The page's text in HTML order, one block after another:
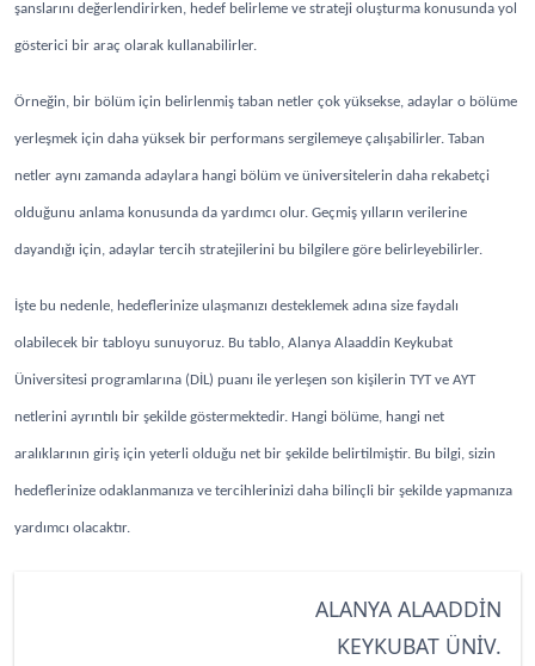
şanslarını değerlendirirken, hedef belirleme ve strateji oluşturma konusunda yol
gösterici bir araç olarak kullanabilirler.
Örneğin, bir bölüm için belirlenmiş taban netler çok yüksekse, adaylar o bölüme
yerleşmek için daha yüksek bir performans sergilemeye çalışabilirler. Taban
netler aynı zamanda adaylara hangi bölüm ve üniversitelerin daha rekabetçi
olduğunu anlama konusunda da yardımcı olur. Geçmiş yılların verilerine
dayandığı için, adaylar tercih stratejilerini bu bilgilere göre belirleyebilirler.
İşte bu nedenle, hedeflerinize ulaşmanızı desteklemek adına size faydalı
olabilecek bir tabloyu sunuyoruz. Bu tablo, Alanya Alaaddin Keykubat
Üniversitesi programlarına (DİL) puanı ile yerleşen son kişilerin TYT ve AYT
netlerini ayrıntılı bir şekilde göstermektedir. Hangi bölüme, hangi net
aralıklarının giriş için yeterli olduğu net bir şekilde belirtilmiştir. Bu bilgi, sizin
hedeflerinize odaklanmanıza ve tercihlerinizi daha bilinçli bir şekilde yapmanıza
yardımcı olacaktır.
ALANYA ALAADDİN
KEYKUBAT ÜNİV.